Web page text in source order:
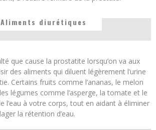
Aliments diurétiques
que cause la prostatite lorsqu’on va aux
des aliments qui diluent légèrement l’urine
Certains fruits comme l’ananas, le melon
légumes comme l’asperge, la tomate et le
l’eau à votre corps, tout en aidant à éliminer
la rétention d’eau.